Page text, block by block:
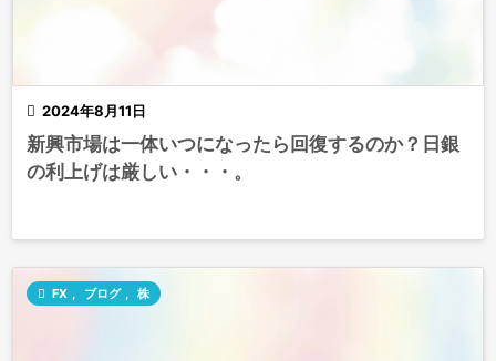
 2024年8月11日
新興市場は一体いつになったら回復するのか？日銀
の利上げは厳しい・・・。
 FX ブログ 株